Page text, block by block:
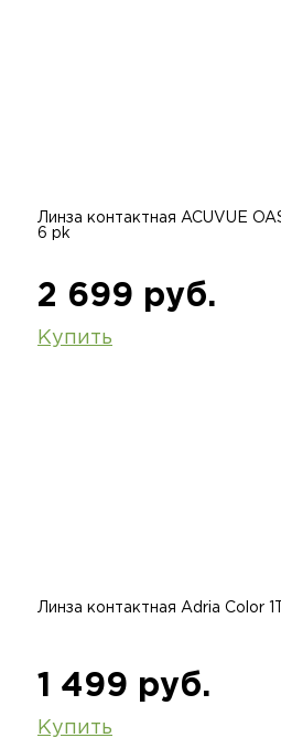
Линза контактная ACUVUE
6 pk
2 699 руб.
Купить
Линза контактная Adria Color
1 499 руб.
Купить